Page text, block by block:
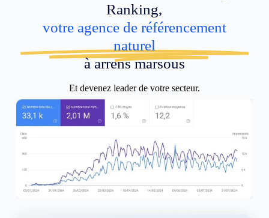
Ranking,
votre agence de référencement
naturel
à arrens marsous
Et devenez leader de votre secteur.